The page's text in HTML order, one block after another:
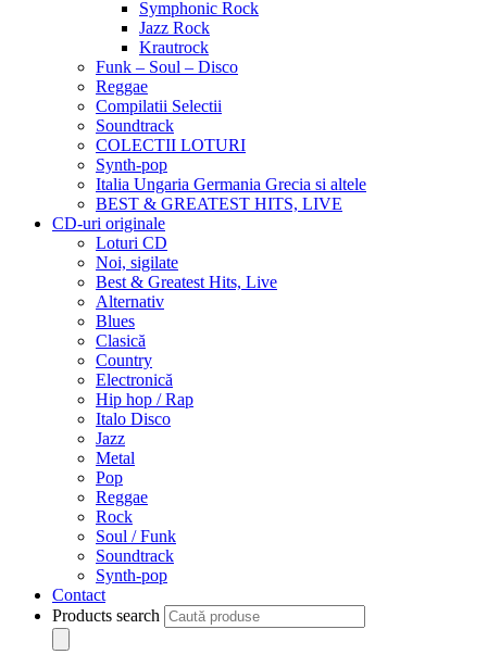
Symphonic Rock
Jazz Rock
Krautrock
Funk – Soul – Disco
Reggae
Compilatii Selectii
Soundtrack
COLECTII LOTURI
Synth-pop
Italia Ungaria Germania Grecia si altele
BEST & GREATEST HITS, LIVE
CD-uri originale
Loturi CD
Noi, sigilate
Best & Greatest Hits, Live
Alternativ
Blues
Clasică
Country
Electronică
Hip hop / Rap
Italo Disco
Jazz
Metal
Pop
Reggae
Rock
Soul / Funk
Soundtrack
Synth-pop
Contact
Products search